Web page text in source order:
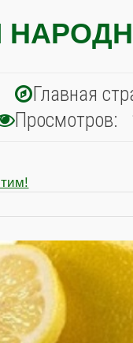
Главная
Просмотров: